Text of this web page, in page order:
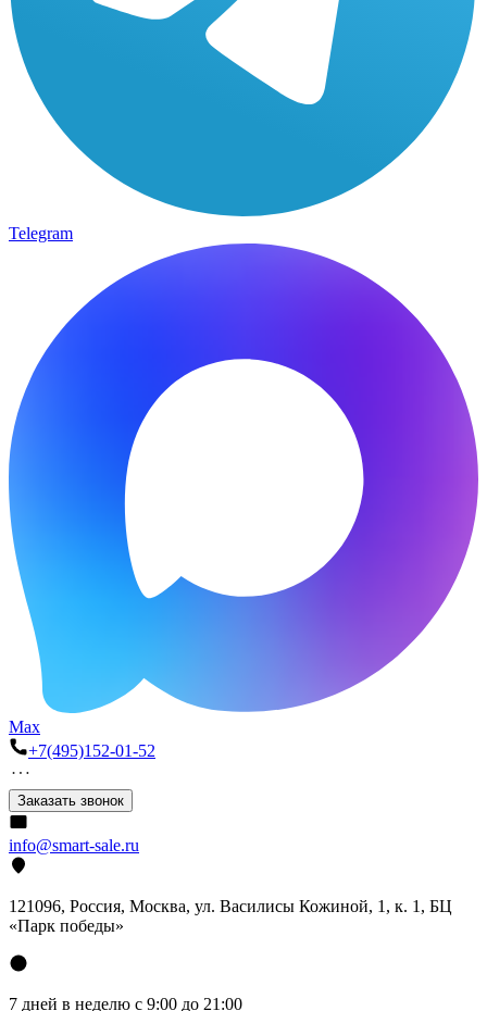
Telegram
Max
+7(495)152-01-52
Заказать звонок
info@smart-sale.ru
121096, Россия, Москва, ул. Василисы Кожиной, 1, к. 1, БЦ
«Парк победы»
7 дней в неделю с 9:00 до 21:00